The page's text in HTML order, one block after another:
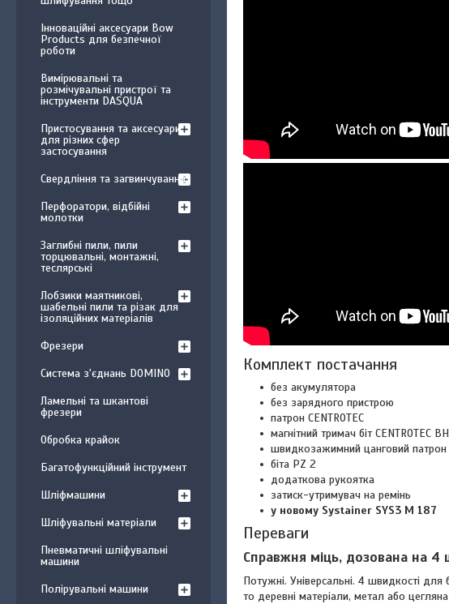
Комплект постачання
без акумулятора
без зарядного пристрою
патрон CENTROTEC
магнітний тримач біт CENTROTEC
швидкозажимний цанговий
біта PZ 2
додаткова рукоятка
затиск-утримувач на ремінь
у новому Systainer SYS3 M 187
Переваги
Справжня міць, дозована на 4
Потужні. Універсальні. 4 швидкості
то деревні матеріали, метал або
Інноваційні аксесуари Bow
Products для безпечної
роботи
Вимірювальні та
розмічувальні пристрої та
інструменти DASQUA
Пристосування та аксесуари
для різних сфер
застосування
Свердління та загвинчування
Перфоратори, відбійні
молотки
Заглибні пили, пили
торцювальні, монтажні,
теслярські
Лобзики маятникові,
шабельні пили та різак для
ізоляційних матеріалів
Фрезери
Система з'єднань DOMINO
Ламельні та шкантові
фрезери
Обробка крайок
Багатофункційний інструмент
Шліфмашини
Шліфувальні матеріали
Пневматичні шліфувальні
машини
Полірувальні машини